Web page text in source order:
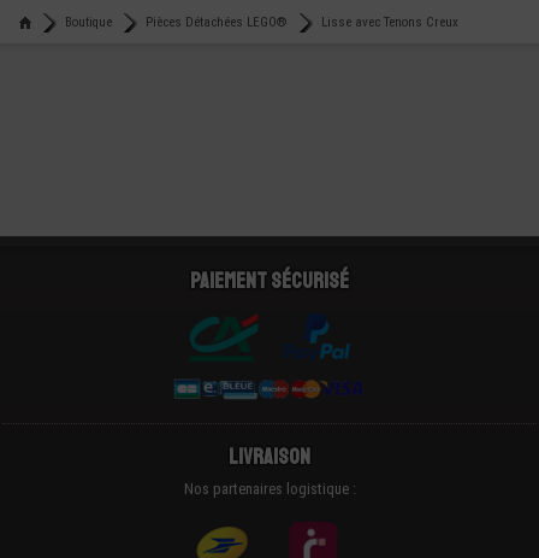
Boutique Pièces Détachées LEGO® Lisse avec Tenons Creux
Paiement sécurisé
Livraison
Nos partenaires logistique :